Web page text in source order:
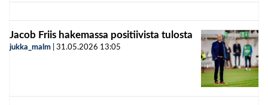
Jacob Friis hakemassa positiivista tulosta
jukka_malm 31.05.2026 13:05